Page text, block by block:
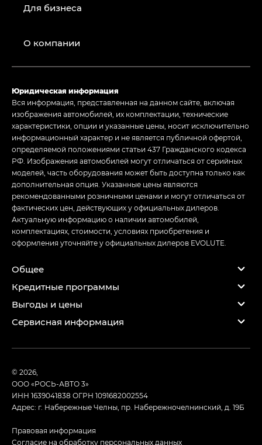
Для бизнеса
О компании
Юридическая информация
Вся информация, представленная на данном сайте, включая
изображения автомобилей, их комплектации, технические
характеристики, опции и указанные цены, носит исключительно
информационный характер и не является публичной офертой,
определяемой положениями статьи 437 Гражданского кодекса
РФ. Изображения автомобилей могут отличаться от серийных
моделей, часть оборудования может быть доступна только как
дополнительная опция. Указанные цены являются
рекомендованными розничными ценами и могут отличаться от
фактических цен, действующих у официальных дилеров.
Актуальную информацию о наличии автомобилей,
комплектациях, стоимости, условиях приобретения и
оформления уточняйте у официальных дилеров EVOLUTE.
Общее
Кредитные программы
Выгоды и цены
Сервисная информация
© 2026,
ООО «РОСЬ-АВТО 3»
ИНН 1639041838 ОГРН 1091682002554
Адрес: г. Набережные Челны, пр. Набережночелнинский, д. 19Б
Правовая информация
Согласие на обработку персональных данных